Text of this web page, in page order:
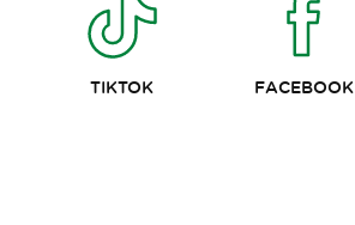
TIKTOK FACEBOOK